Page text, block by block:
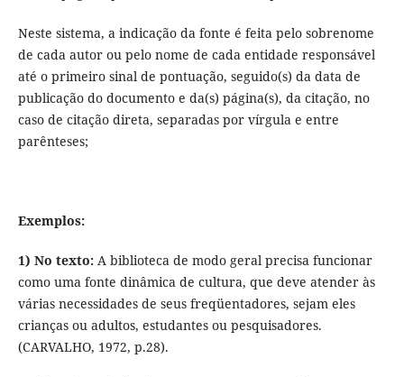
Neste sistema, a indicação da fonte é feita pelo sobrenome
de cada autor ou pelo nome de cada entidade responsável
até o primeiro sinal de pontuação, seguido(s) da data de
publicação do documento e da(s) página(s), da citação, no
caso de citação direta, separadas por vírgula e entre
parênteses;
Exemplos:
1) No texto:A biblioteca de modo geral precisa funcionar
como uma fonte dinâmica de cultura, que deve atender às
várias necessidades de seus freqüentadores, sejam eles
crianças ou adultos, estudantes ou pesquisadores.
(CARVALHO, 1972, p.28).